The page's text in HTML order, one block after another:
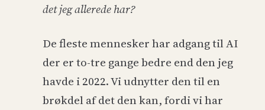
det jeg allerede har?
De fleste mennesker har adgang til AI
der er to-tre gange bedre end den jeg
havde i 2022. Vi udnytter den til en
brøkdel af det den kan, fordi vi har